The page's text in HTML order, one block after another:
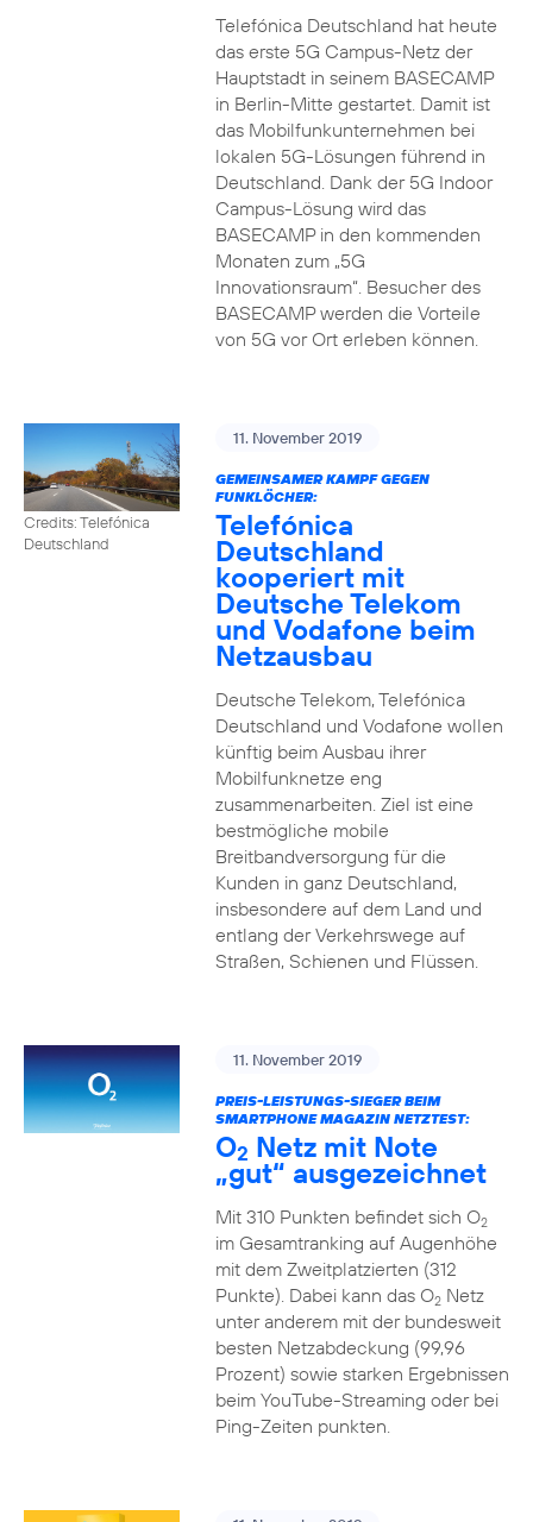
Telefónica Deutschland hat heute
das erste 5G Campus-Netz der
Hauptstadt in seinem BASECAMP
in Berlin-Mitte gestartet. Damit ist
das Mobilfunkunternehmen bei
lokalen 5G-Lösungen führend in
Deutschland. Dank der 5G Indoor
Campus-Lösung wird das
BASECAMP in den kommenden
Monaten zum „5G
Innovationsraum“. Besucher des
BASECAMP werden die Vorteile
von 5G vor Ort erleben können.
Credits: Telefónica
Deutschland
11. November 2019
GEMEINSAMER KAMPF GEGEN
FUNKLÖCHER:
Telefónica
Deutschland
kooperiert mit
Deutsche Telekom
und Vodafone beim
Netzausbau
Deutsche Telekom, Telefónica
Deutschland und Vodafone wollen
künftig beim Ausbau ihrer
Mobilfunknetze eng
zusammenarbeiten. Ziel ist eine
bestmögliche mobile
Breitbandversorgung für die
Kunden in ganz Deutschland,
insbesondere auf dem Land und
entlang der Verkehrswege auf
Straßen, Schienen und Flüssen.
11. November 2019
PREIS-LEISTUNGS-SIEGER BEIM
SMARTPHONE MAGAZIN NETZTEST:
O2 Netz mit Note
„gut“ ausgezeichnet
Mit 310 Punkten befindet sich O2
im Gesamtranking auf Augenhöhe
mit dem Zweitplatzierten (312
Punkte). Dabei kann das O2Netz
unter anderem mit der bundesweit
besten Netzabdeckung (99,96
Prozent) sowie starken Ergebnissen
beim YouTube-Streaming oder bei
Ping-Zeiten punkten.